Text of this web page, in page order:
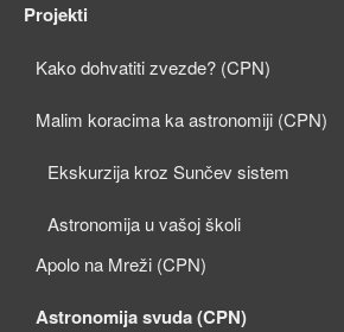
Projekti
Kako dohvatiti zvezde? (CPN)
Malim koracima ka astronomiji (CPN)
Ekskurzija kroz Sunčev sistem
Astronomija u vašoj školi
Apolo na Mreži (CPN)
Astronomija svuda (CPN)